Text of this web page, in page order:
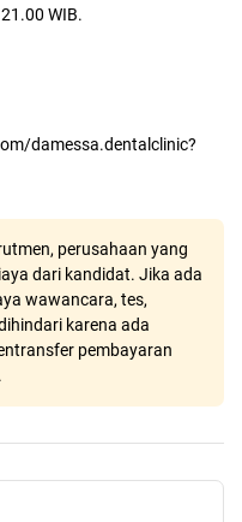
WIB.
damessa.dentalclinic?
perusahaan yang
dari kandidat. Jika ada
wawancara, tes,
karena ada
pembayaran